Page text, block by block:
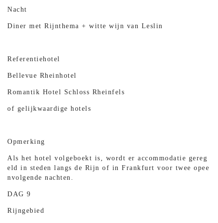
Nacht
Diner met Rijnthema + witte wijn van Leslin
Referentiehotel
Bellevue Rheinhotel
Romantik Hotel Schloss Rheinfels
of gelijkwaardige hotels
Opmerking
Als het hotel volgeboekt is, wordt er accommodatie gereg
eld in steden langs de Rijn of in Frankfurt voor twee opee
nvolgende nachten.
DAG 9
Rijngebied